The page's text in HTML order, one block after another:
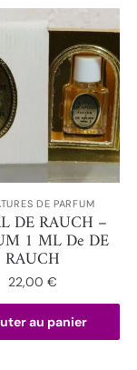
DE PARFUM
DE RAUCH –
1 ML De DE
RAUCH
22,00€
au panier